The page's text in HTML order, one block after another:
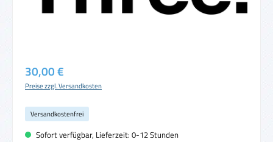
Regulärer Preis:
30,00 €
Preise zzgl. Versandkosten
Versandkostenfrei
Sofort verfügbar, Lieferzeit: 0-12 Stunden